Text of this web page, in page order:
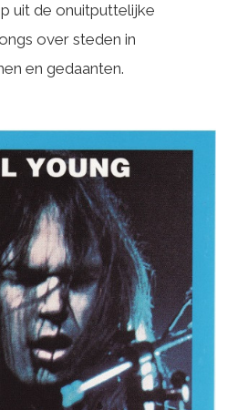
uit de onuitputtelijke
over steden in
en gedaanten.